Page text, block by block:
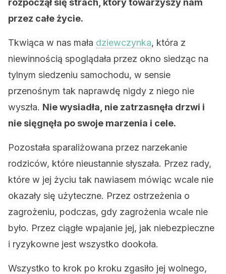
rozpoczął się strach, który towarzyszy nam
przez całe życie.
Tkwiąca w nas mała dziewczynka, która z
niewinnością spoglądała przez okno siedząc na
tylnym siedzeniu samochodu, w sensie
przenośnym tak naprawdę nigdy z niego nie
wyszła. Nie wysiadła, nie zatrzasnęła drzwi i
nie sięgnęła po swoje marzenia i cele.
Pozostała sparaliżowana przez narzekanie
rodziców, które nieustannie słyszała. Przez rady,
które w jej życiu tak nawiasem mówiąc wcale nie
okazały się użyteczne. Przez ostrzeżenia o
zagrożeniu, podczas, gdy zagrożenia wcale nie
było. Przez ciągłe wpajanie jej, jak niebezpieczne
i ryzykowne jest wszystko dookoła.
Wszystko to krok po kroku zgasiło jej wolnego,